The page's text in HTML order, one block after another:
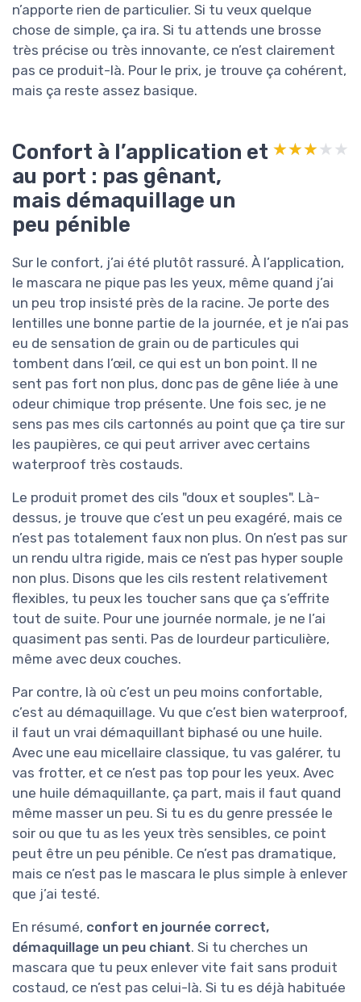
n’apporte rien de particulier. Si tu veux quelque
chose de simple, ça ira. Si tu attends une brosse
très précise ou très innovante, ce n’est clairement
pas ce produit-là. Pour le prix, je trouve ça cohérent,
mais ça reste assez basique.
Confort à l’application et
au port : pas gênant,
mais démaquillage un
peu pénible
★★★★★
★★★★★
Sur le confort, j’ai été plutôt rassuré. À l’application,
le mascara ne pique pas les yeux, même quand j’ai
un peu trop insisté près de la racine. Je porte des
lentilles une bonne partie de la journée, et je n’ai pas
eu de sensation de grain ou de particules qui
tombent dans l’œil, ce qui est un bon point. Il ne
sent pas fort non plus, donc pas de gêne liée à une
odeur chimique trop présente. Une fois sec, je ne
sens pas mes cils cartonnés au point que ça tire sur
les paupières, ce qui peut arriver avec certains
waterproof très costauds.
Le produit promet des cils "doux et souples". Là-
dessus, je trouve que c’est un peu exagéré, mais ce
n’est pas totalement faux non plus. On n’est pas sur
un rendu ultra rigide, mais ce n’est pas hyper souple
non plus. Disons que les cils restent relativement
flexibles, tu peux les toucher sans que ça s’effrite
tout de suite. Pour une journée normale, je ne l’ai
quasiment pas senti. Pas de lourdeur particulière,
même avec deux couches.
Par contre, là où c’est un peu moins confortable,
c’est au démaquillage. Vu que c’est bien waterproof,
il faut un vrai démaquillant biphasé ou une huile.
Avec une eau micellaire classique, tu vas galérer, tu
vas frotter, et ce n’est pas top pour les yeux. Avec
une huile démaquillante, ça part, mais il faut quand
même masser un peu. Si tu es du genre pressée le
soir ou que tu as les yeux très sensibles, ce point
peut être un peu pénible. Ce n’est pas dramatique,
mais ce n’est pas le mascara le plus simple à enlever
que j’ai testé.
En résumé, confort en journée correct,
démaquillage un peu chiant. Si tu cherches un
mascara que tu peux enlever vite fait sans produit
costaud, ce n’est pas celui-là. Si tu es déjà habituée